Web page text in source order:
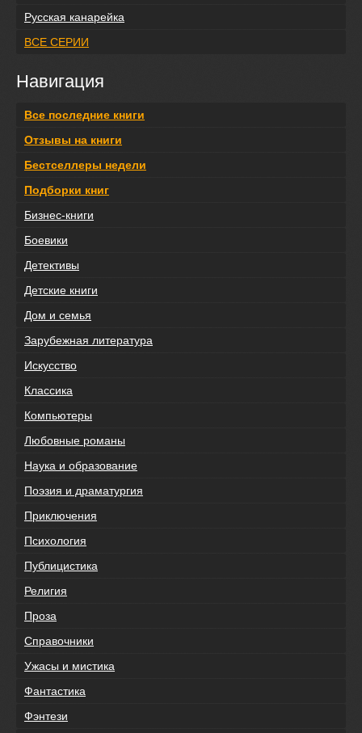
Русская канарейка
ВСЕ СЕРИИ
Навигация
Все последние книги
Отзывы на книги
Бестселлеры недели
Подборки книг
Бизнес-книги
Боевики
Детективы
Детские книги
Дом и семья
Зарубежная литература
Искусство
Классика
Компьютеры
Любовные романы
Наука и образование
Поэзия и драматургия
Приключения
Психология
Публицистика
Религия
Проза
Справочники
Ужасы и мистика
Фантастика
Фэнтези